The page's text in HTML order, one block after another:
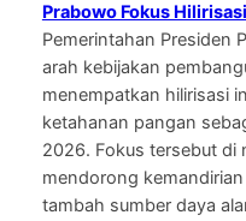
Prabowo Fokus
Pemerintahan Presiden
arah kebijakan
menempatkan hilirisasi
ketahanan pangan
2026. Fokus tersebut di
mendorong
tambah sumber daya